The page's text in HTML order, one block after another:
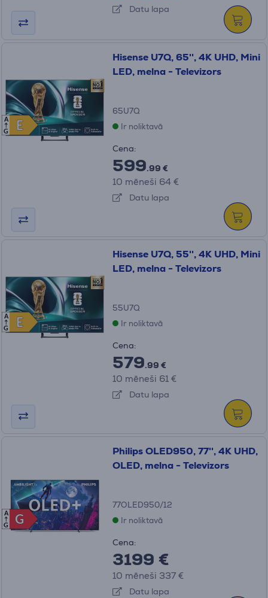
Datu lapa
E
E
A
G
Hisense U7Q, 65'', 4K UHD, Mini
LED, melna - Televizors
65U7Q
Ir noliktavā
Cena:
599.99 €
10 mēneši 64 €
Datu lapa
E
E
A
G
Hisense U7Q, 55'', 4K UHD, Mini
LED, melna - Televizors
55U7Q
Ir noliktavā
Cena:
579.99 €
10 mēneši 61 €
Datu lapa
G
G
A
G
Philips OLED950, 77'', 4K UHD,
OLED, melna - Televizors
77OLED950/12
Ir noliktavā
Cena:
3199 €
10 mēneši 337 €
Datu lapa